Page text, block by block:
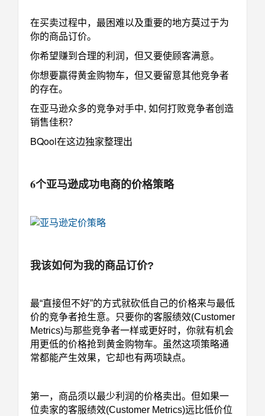
在买卖过程中，最困难以及重要的地方莫过于为
你的商品订价。
你希望赚到合理的利润，但又要使顾客满意。
你想要赢得黄金购物车，但又要留意其他竞争者
的存在。
在亚马逊众多的竞争对手中, 如何打败竞争者创造
销售佳积？
BQool在这边独家整理出
6个亚马逊成功电商的价格策略
我该如何为我的商品订价?
最“直接但不好”的方式就砍低自己的价格来与最低
价的竞争者抢生意。
只要你的客服绩效(Customer
Metrics)与那些竞争者一样或更好时，你就有机会
用更低的价格抢到黄金购物车。
虽然这项策略通
常都能产生效果，它却也有两项缺点。
第一，商品须以最少利润的价格卖出。但如果一
位卖家的客服绩效(Customer Metrics)远比低价位